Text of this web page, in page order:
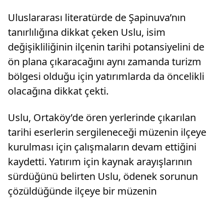
Uluslararası literatürde de Şapinuva’nın
tanırlılığına dikkat çeken Uslu, isim
değişikliliğinin ilçenin tarihi potansiyelini de
ön plana çıkaracağını aynı zamanda turizm
bölgesi olduğu için yatırımlarda da öncelikli
olacağına dikkat çekti.
Uslu, Ortaköy’de ören yerlerinde çıkarılan
tarihi eserlerin sergileneceği müzenin ilçeye
kurulması için çalışmaların devam ettiğini
kaydetti. Yatırım için kaynak arayışlarının
sürdüğünü belirten Uslu, ödenek sorunun
çözüldüğünde ilçeye bir müzenin